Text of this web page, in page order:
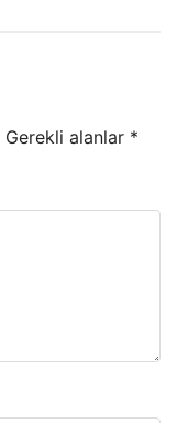
Gerekli alanlar *